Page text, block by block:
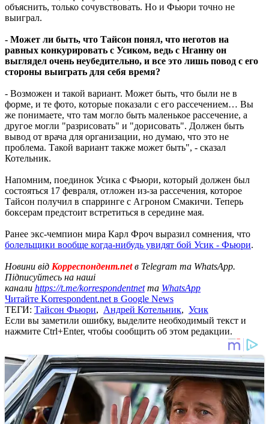
объяснить, только сочувствовать. Но и Фьюри точно не
выиграл.
- Может ли быть, что Тайсон понял, что неготов на
равных конкурировать с Усиком, ведь с Нганну он
выглядел очень неубедительно, и все это лишь повод с его
стороны выиграть для себя время?
- Возможен и такой вариант. Может быть, что были не в
форме, и те фото, которые показали с его рассечением… Вы
же понимаете, что там могло быть маленькое рассечение, а
другое могли "разрисовать" и "дорисовать". Должен быть
вывод от врача для организации, но думаю, что это не
проблема. Такой вариант также может быть", - сказал
Котельник.
Напомним, поединок Усика с Фьюри, который должен был
состояться 17 февраля, отложен из-за рассечения, которое
Тайсон получил в спарринге с Агроном Смакичи. Теперь
боксерам предстоит встретиться в середине мая.
Ранее экс-чемпион мира Карл Фроч выразил сомнения, что
болельщики вообще когда-нибудь увидят бой Усик - Фьюри.
Новини від Корреспондент.netв Telegram та WhatsApp.
Підписуйтесь на наші
канали https://t.me/korrespondentnetта WhatsApp
Читайте Korrespondent.net в Google News
ТЕГИ: Тайсон Фьюри, Андрей Котельник, Усик
Если вы заметили ошибку, выделите необходимый текст и
нажмите Ctrl+Enter, чтобы сообщить об этом редакции.